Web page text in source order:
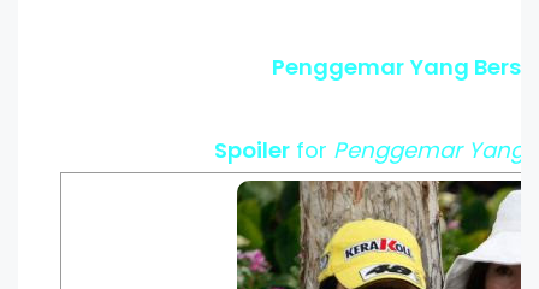
Penggemar Yang
Spoiler for Penggemar Yang